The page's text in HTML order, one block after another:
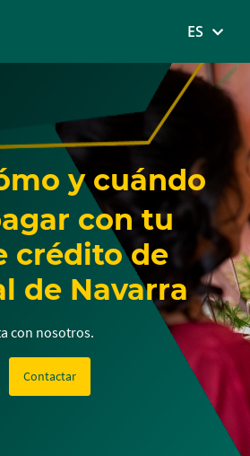
main
contentt
ES
y cuándo
con tu
crédito de
de Navarra
con nosotros.
Contactar